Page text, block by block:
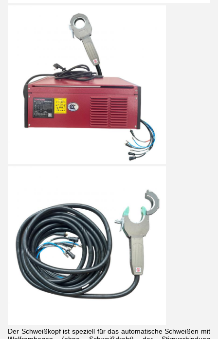
Der Schweißkopf ist speziell für das automatische Schweißen mit